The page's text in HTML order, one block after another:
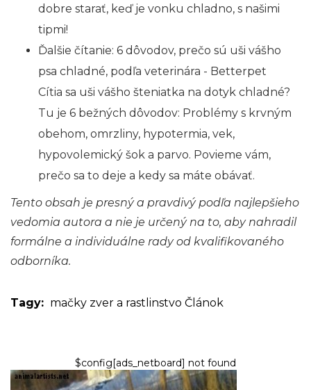
dobre starať, keď je vonku chladno, s našimi
tipmi!
Ďalšie čítanie: 6 dôvodov, prečo sú uši vášho
psa chladné, podľa veterinára - Betterpet
Cítia sa uši vášho šteniatka na dotyk chladné?
Tu je 6 bežných dôvodov: Problémy s krvným
obehom, omrzliny, hypotermia, vek,
hypovolemický šok a parvo. Povieme vám,
prečo sa to deje a kedy sa máte obávať.
Tento obsah je presný a pravdivý podľa najlepšieho
vedomia autora a nie je určený na to, aby nahradil
formálne a individuálne rady od kvalifikovaného
odborníka.
Tagy: mačky zver a rastlinstvo Článok
$config[ads_netboard] not found